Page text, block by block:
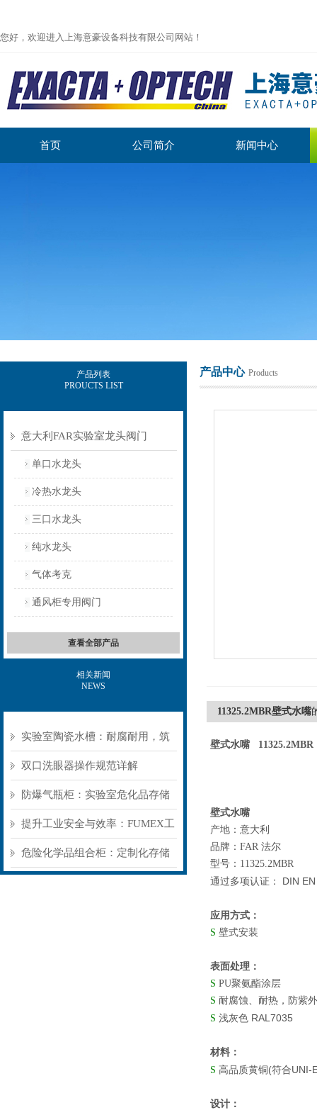
您好，欢迎进入上海意豪设备科技有限公司网站！
首页 公司简介 新闻中心
产品列表
PROUCTS LIST
意大利FAR实验室龙头阀门
单口水龙头
冷热水龙头
三口水龙头
纯水龙头
气体考克
通风柜专用阀门
查看全部产品
相关新闻
NEWS
实验室陶瓷水槽：耐腐耐用，筑
牢实验室基础防护
双口洗眼器操作规范详解
防爆气瓶柜：实验室危化品存储
的“被动安全盾”
提升工业安全与效率：FUMEX工
业抽气罩如何优化工作环境
危险化学品组合柜：定制化存储
产品中心 Products
11325.2MBR壁式水嘴
壁式水嘴
壁式水嘴
产地：意大利
品牌：FAR 法尔
型号： 11325.2MBR
通过多项认证： DIN
应用方式：
S 壁式安装
表面处理：
S PU聚氨酯涂层
S 耐腐蚀、耐热，防紫
S 浅灰色 RAL7035
材料：
S 高品质黄铜 (符合UNI-
设计：